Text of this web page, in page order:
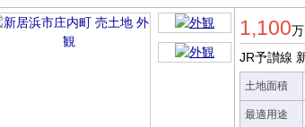
地
1,100
JR予讃線
土地面積
最適用途